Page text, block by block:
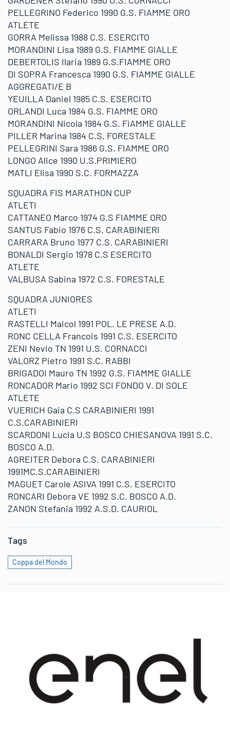
PELLEGRINO Federico 1990 G.S. FIAMME ORO
ATLETE
GORRA Melissa 1988 C.S. ESERCITO
MORANDINI Lisa 1989 G.S. FIAMME GIALLE
DEBERTOLIS Ilaria 1989 G.S.FIAMME ORO
DI SOPRA Francesca 1990 G.S. FIAMME GIALLE
AGGREGATI/E B
YEUILLA Daniel 1985 C.S. ESERCITO
ORLANDI Luca 1984 G.S. FIAMME ORO
MORANDINI Nicola 1984 G.S. FiAMME GIALLE
PILLER Marina 1984 C.S. FORESTALE
PELLEGRINI Sara 1986 G.S. FIAMME ORO
LONGO Alice 1990 U.S.PRIMIERO
MATLI Elisa 1990 S.C. FORMAZZA
SQUADRA FIS MARATHON CUP
ATLETI
CATTANEO Marco 1974 G.S FIAMME ORO
SANTUS Fabio 1976 C.S. CARABINIERI
CARRARA Bruno 1977 C.S. CARABINIERI
BONALDI Sergio 1978 C.S ESERCITO
ATLETE
VALBUSA Sabina 1972 C.S. FORESTALE
SQUADRA JUNIORES
ATLETI
RASTELLI Maicol 1991 POL. LE PRESE A.D.
RONC CELLA Francois 1991 C.S. ESERCITO
ZENI Nevio TN 1991 U.S. CORNACCI
VALORZ Pietro 1991 S.C. RABBI
BRIGADOI Mauro TN 1992 G.S. FIAMME GIALLE
RONCADOR Mario 1992 SCI FONDO V. DI SOLE
ATLETE
VUERICH Gaia C.S CARABINIERI 1991
C.S.CARABINIERI
SCARDONI Lucia U.S BOSCO CHIESANOVA 1991 S.C.
BOSCO A.D.
AGREITER Debora C.S. CARABINIERI
1991MC.S.CARABINIERI
MAGUET Carole ASIVA 1991 C.S. ESERCITO
RONCARI Debora VE 1992 S.C. BOSCO A.D.
ZANON Stefania 1992 A.S.D. CAURIOL
Tags
Coppa del Mondo